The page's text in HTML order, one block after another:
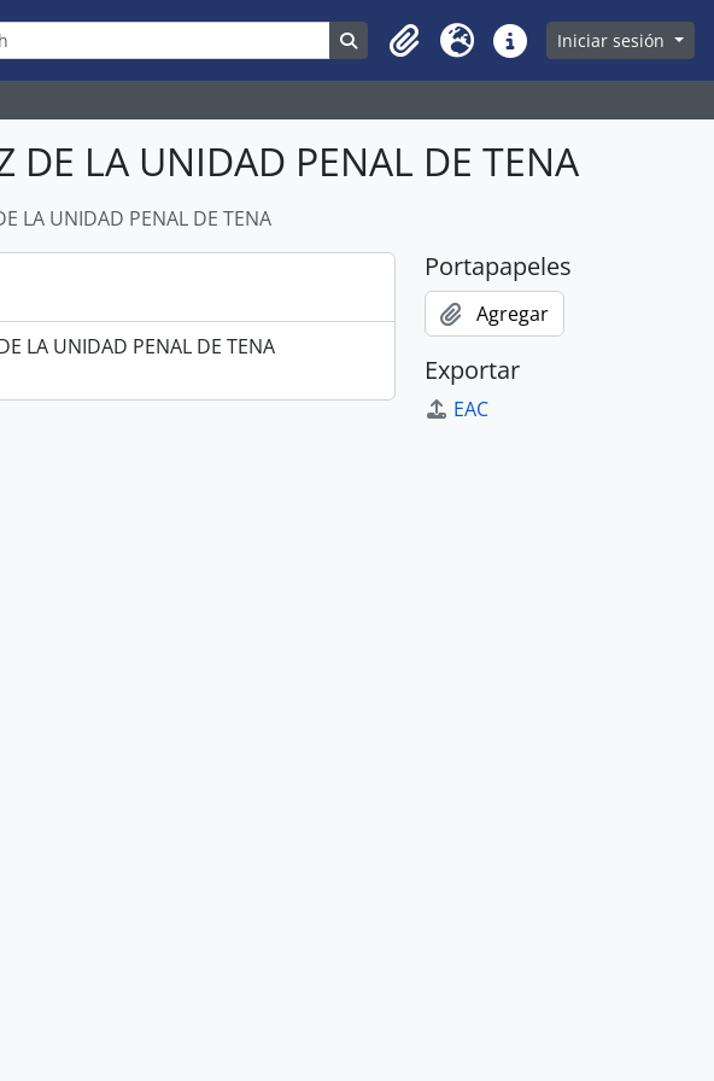
Search in browse page
Clipboard
Idioma Enlaces rápidos
Iniciar sesión
DE LA UNIDAD PENAL DE TENA
LA UNIDAD PENAL DE TENA
LA UNIDAD PENAL DE TENA
Portapapeles
Agregar
Exportar
EAC